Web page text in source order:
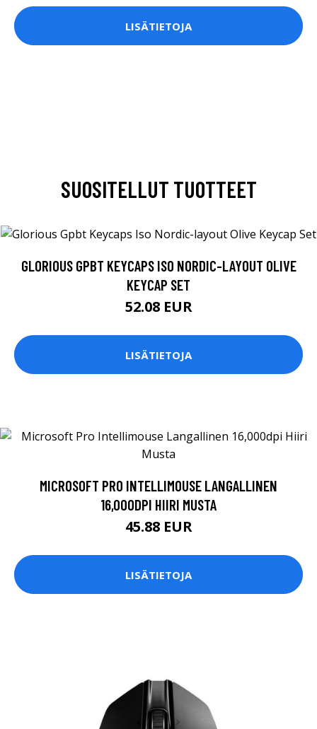
LISÄTIETOJA
SUOSITELLUT TUOTTEET
GLORIOUS GPBT KEYCAPS ISO NORDIC-LAYOUT OLIVE
KEYCAP SET
52.08 EUR
LISÄTIETOJA
MICROSOFT PRO INTELLIMOUSE LANGALLINEN
16,000DPI HIIRI MUSTA
45.88 EUR
LISÄTIETOJA